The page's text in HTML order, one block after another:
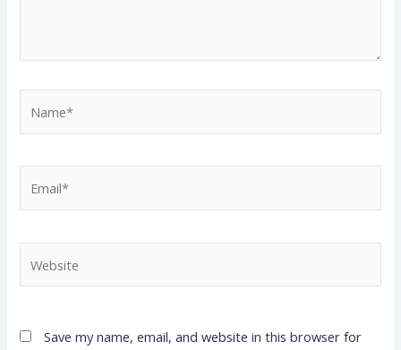
Save my name, email, and website in this browser for